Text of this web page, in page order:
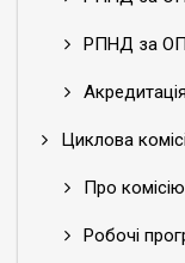
РПНД за
Акредитація
Циклова
Про комісію
Робочі